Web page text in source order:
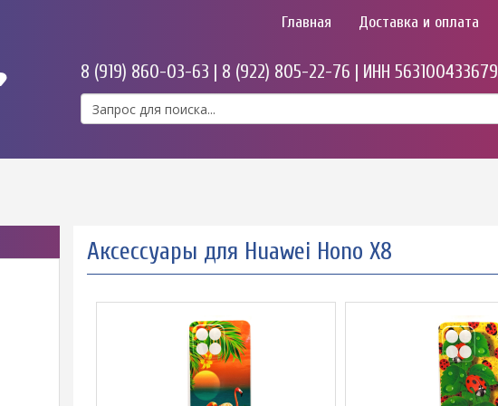
Главная Доставка и оплата
8 (919) 860-03-63 | 8 (922) 805-22-76 | ИНН 563100433679
Аксессуары для Huawei Hono X8